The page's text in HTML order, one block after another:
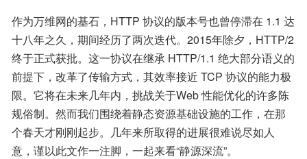
作为万维网的基石，HTTP 协议的版本号也曾停滞在 1.1 达
十八年之久，期间经历了两次迭代。2015年除夕，HTTP/2
终于正式获批。这一协议在继承 HTTP/1.1 绝大部分语义的
前提下，改革了传输方式，其效率接近 TCP 协议的能力极
限。它将在未来几年内，挑战关于Web 性能优化的许多陈
规俗制。然而我们围绕着静态资源基础设施的工作，在那
个春天才刚刚起步。几年来所取得的进展很难说尽如人
意，谨以此文作一注脚，一起来看“静源深流”。